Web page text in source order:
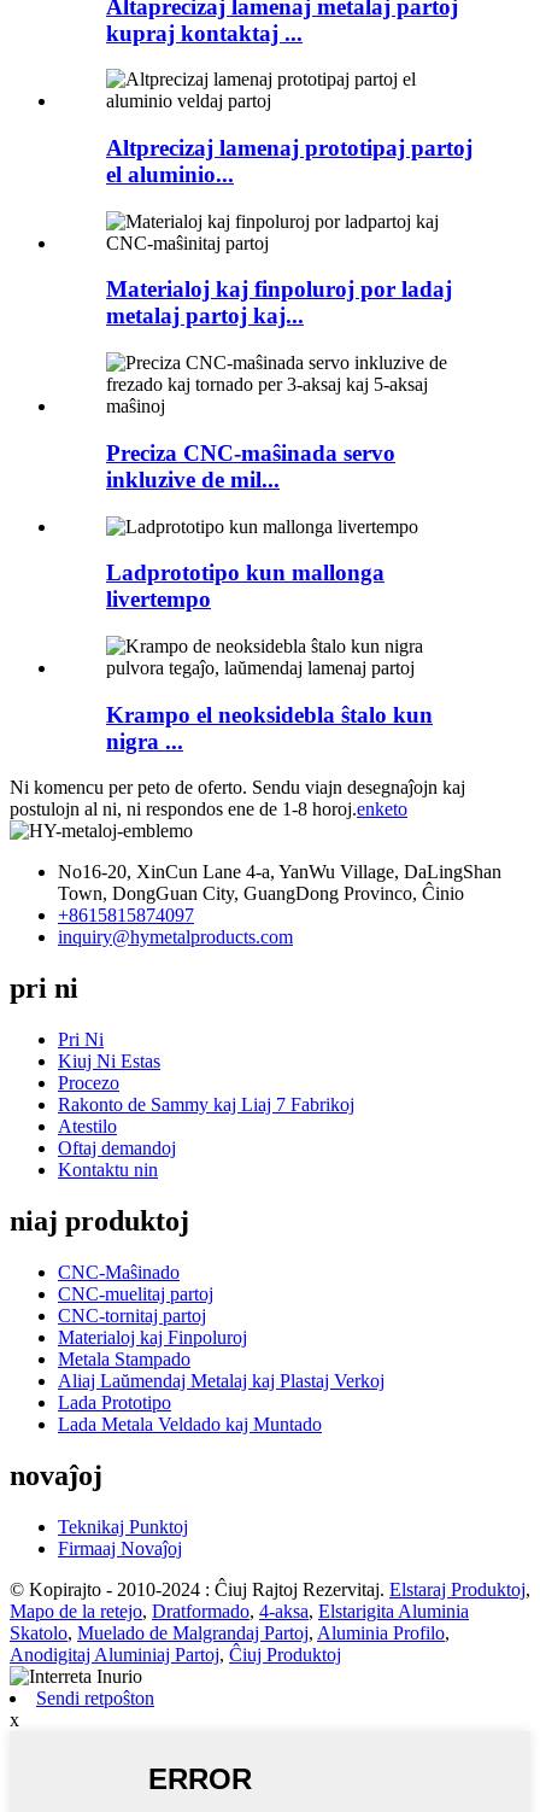
Altaprecizaj lamenaj metalaj partoj
kupraj kontaktaj ...
Altprecizaj lamenaj prototipaj partoj
el aluminio...
Materialoj kaj finpoluroj por ladaj
metalaj partoj kaj...
Preciza CNC-maŝinada servo
inkluzive de mil...
Ladprototipo kun mallonga
livertempo
Krampo el neoksidebla ŝtalo kun
nigra ...
Ni komencu per peto de oferto. Sendu viajn desegnaĵojn kaj
postulojn al ni, ni respondos ene de 1-8 horoj.enketo
No16-20, XinCun Lane 4-a, YanWu Village, DaLingShan
Town, DongGuan City, GuangDong Provinco, Ĉinio
+8615815874097
inquiry@hymetalproducts.com
pri ni
Pri Ni
Kiuj Ni Estas
Procezo
Rakonto de Sammy kaj Liaj 7 Fabrikoj
Atestilo
Oftaj demandoj
Kontaktu nin
niaj produktoj
CNC-Maŝinado
CNC-muelitaj partoj
CNC-tornitaj partoj
Materialoj kaj Finpoluroj
Metala Stampado
Aliaj Laŭmendaj Metalaj kaj Plastaj Verkoj
Lada Prototipo
Lada Metala Veldado kaj Muntado
novaĵoj
Teknikaj Punktoj
Firmaaj Novaĵoj
© Kopirajto - 2010-2024 : Ĉiuj Rajtoj Rezervitaj. Elstaraj Produktoj,
Mapo de la retejo, Dratformado, 4-aksa, Elstarigita Aluminia
Skatolo, Muelado de Malgrandaj Partoj, Aluminia Profilo,
Anodigitaj Aluminiaj Partoj, Ĉiuj Produktoj
Sendi retpoŝton
x